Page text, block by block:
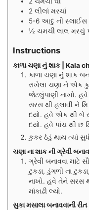
2 લીલાં મરચાં
5-6 આદુ ની સ્લાઈસ
½ ચમચી લાલ મરચું
Instructions
કાળા ચણા નું શાક | Kala
કાળા ચણા નું શાક
રાખેલા ચણા ને એક
જેટલુંપાણી નાખો. હવે
સરસ થી હલાવી ને
દયો. હવે એક થી બે
દયો. હવે પાંચ થી છ
કુકર ઠંડું થાય ત્યાં
ચણા ના શાક ની ગ્રેવી
ગ્રેવી બનાવવા માટે
ટુકડા, ડુંગળી ના
નાખો. હવે તેને સરસ
માંકાઢી લ્યો.
સુકા મસાલા બનાવવાની રીત